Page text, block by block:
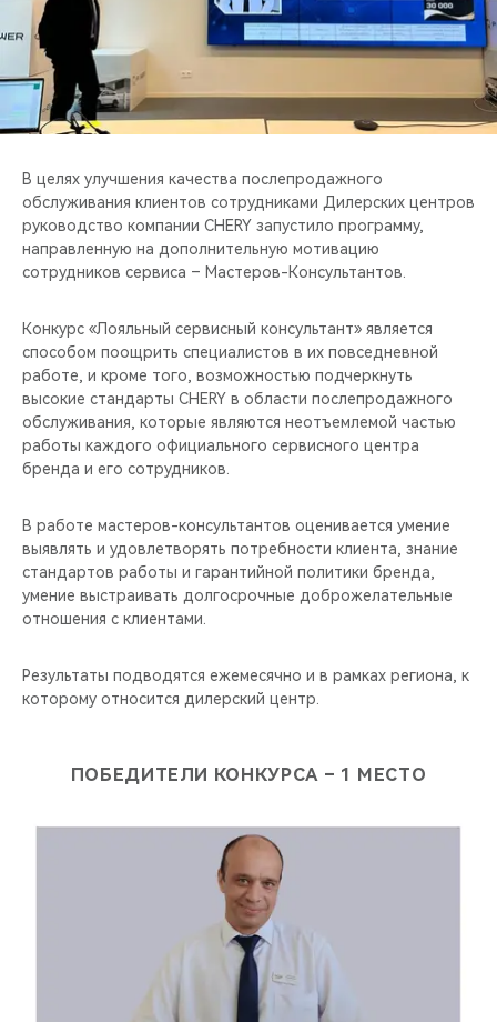
CHERY И СПОРТ
НАШИ МЕРОПРИЯТИЯ
ВИДЕООБЗОРЫ
CHERY ДЛЯ ДЕТЕЙ
В целях улучшения качества послепродажного
обслуживания клиентов сотрудниками Дилерских центров
руководство компании CHERY запустило программу,
направленную на дополнительную мотивацию
сотрудников сервиса – Мастеров-Консультантов.
Конкурс «Лояльный сервисный консультант» является
способом поощрить специалистов в их повседневной
работе, и кроме того, возможностью подчеркнуть
высокие стандарты CHERY в области послепродажного
обслуживания, которые являются неотъемлемой частью
работы каждого официального сервисного центра
бренда и его сотрудников.
В работе мастеров-консультантов оценивается умение
выявлять и удовлетворять потребности клиента, знание
стандартов работы и гарантийной политики бренда,
умение выстраивать долгосрочные доброжелательные
отношения с клиентами.
Результаты подводятся ежемесячно и в рамках региона, к
которому относится дилерский центр.
ПОБЕДИТЕЛИ КОНКУРСА – 1 МЕСТО